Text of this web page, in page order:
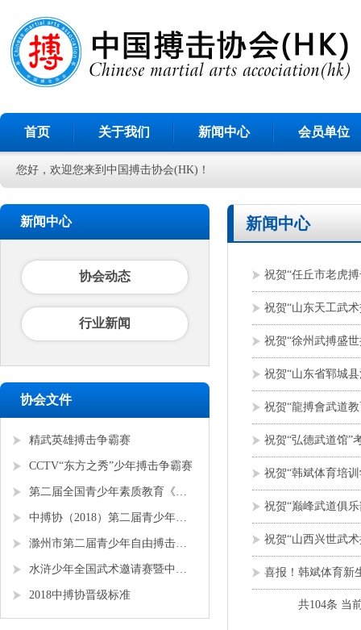
首页 关于我们 新闻中心 会员单位
您好，欢迎您来到中国搏击协会(HK)！
新闻中心
协会动态
行业新闻
协会文件
精武英雄搏击争霸赛
CCTV“东方之秀”少年搏击争霸赛
第二届全国青少年素质教育《勇者争锋》搏击锦标赛
中搏协（2018）第二届青少年锦标赛
滁州市第二届青少年自由搏击全国邀请赛
水浒少年全国武术邀请赛暨中搏协青少年搏击锦标赛
2018中搏协晋级标准
新闻中心
祝贺“任丘市老虎
祝贺“山东天工武
祝贺“徐州武搏盛
祝贺“山东省郓城
祝贺“龍搏會武道
祝贺“弘德武道馆”
祝贺“韩斌体育培
祝贺“巅峰武道俱
祝贺“山西兴世武
喜报！韩斌体育新
共104条 当